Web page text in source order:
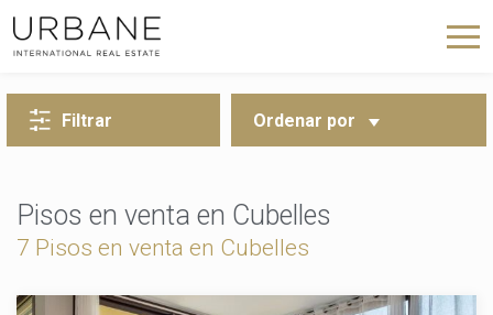
Filtrar Ordenar por
Pisos en venta en Cubelles
7 Pisos en venta en Cubelles